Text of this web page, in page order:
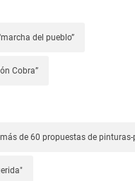
del pueblo”
Cobra”
de 60 propuestas de